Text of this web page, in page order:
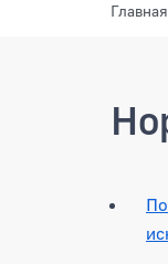
Главная